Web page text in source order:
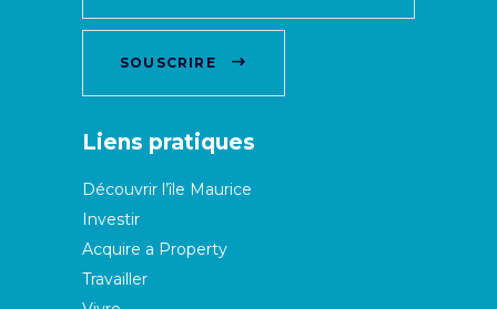
SOUSCRIRE
Liens pratiques
Découvrir l’île Maurice
Investir
Acquire a Property
Travailler